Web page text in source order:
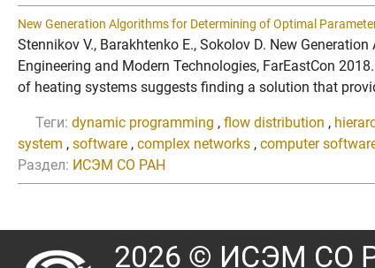
New Generation Algorithms for Determining of Optimal
Stennikov V., Barakhtenko E., Sokolov D. New
Engineering and Modern Technologies, FarEastCon
of heating systems suggests finding a solution that
Теги: dynamic programming , flow distribution ,
system , software , complex networks , computer
Раздел: ИСЭМ СО РАН
2026 © ИСЭМ СО